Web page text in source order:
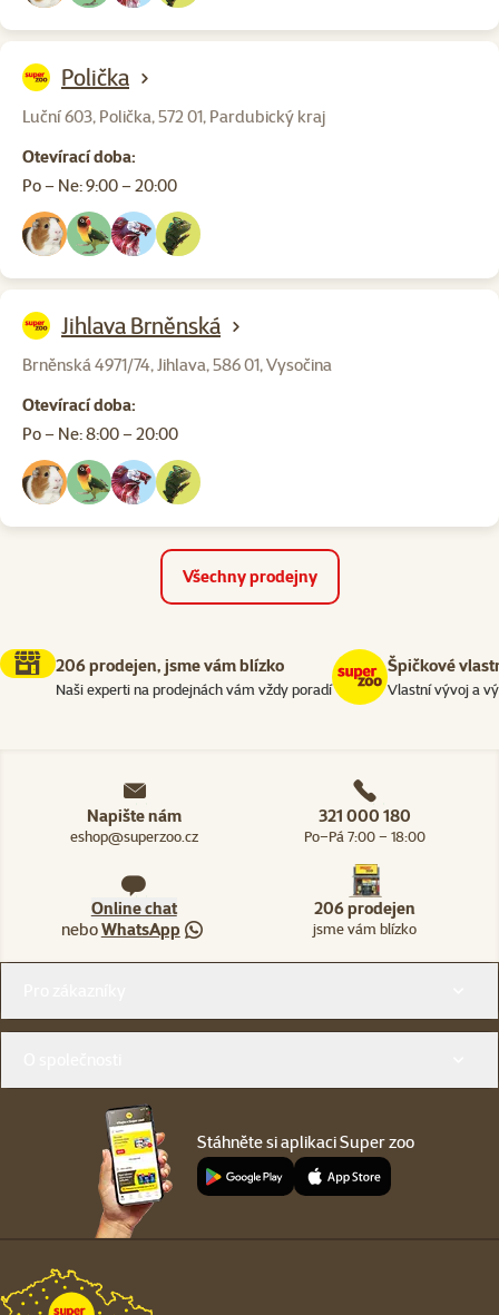
Polička
Luční 603, Polička, 572 01, Pardubický kraj
Otevírací doba:
Po – Ne: 9:00 – 20:00
Jihlava Brněnská
Brněnská 4971/74, Jihlava, 586 01, Vysočina
Otevírací doba:
Po – Ne: 8:00 – 20:00
Všechny prodejny
206 prodejen, jsme vám blízko
Naši experti na prodejnách vám vždy poradí
Špičkové
Vlastní vývoj a
Napište nám
eshop@superzoo.cz
321 000 180
Po–Pá 7:00 – 18:00
Online chat
neboWhatsApp
206 prodejen
jsme vám blízko
Stáhněte si aplikaci Super zoo